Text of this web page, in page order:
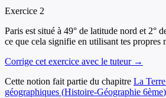
Exercice 2
Paris est situé à 49° de latitude nord et 2°
ce que cela signifie en utilisant tes propres
Corrige cet exercice avec le tuteur →
Cette notion fait partie du chapitre La
géographiques (Histoire-Géographie 6ème)